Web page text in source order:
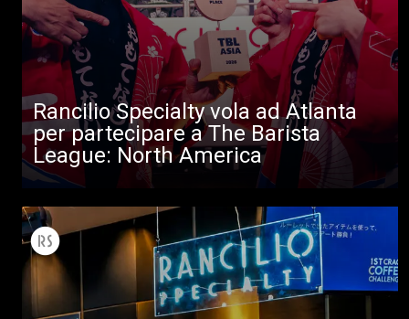
Rancilio Specialty vola ad Atlanta
per partecipare a The Barista
League: North America
Prodotti
News
Download
Altro